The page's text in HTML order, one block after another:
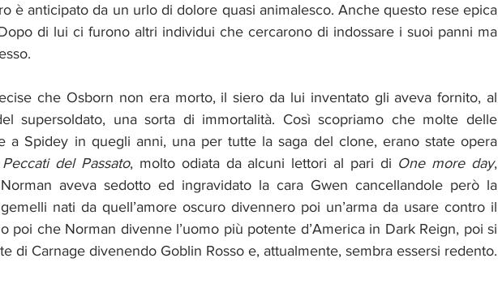
è anticipato da un urlo di dolore quasi animalesco. Anche questo rese epica
di lui ci furono altri individui che cercarono di indossare i suoi panni ma
che Osborn non era morto, il siero da lui inventato gli aveva fornito, al
supersoldato, una sorta di immortalità. Così scopriamo che molte delle
a Spidey in quegli anni, una per tutte la saga del clone, erano state opera
Peccati del Passato, molto odiata da alcuni lettori al pari di One more day,
aveva sedotto ed ingravidato la cara Gwen cancellandole però la
nati da quell’amore oscuro divennero poi un’arma da usare contro il
poi che Norman divenne l’uomo più potente d’America in Dark Reign, poi si
di Carnage divenendo Goblin Rosso e, attualmente, sembra essersi redento.